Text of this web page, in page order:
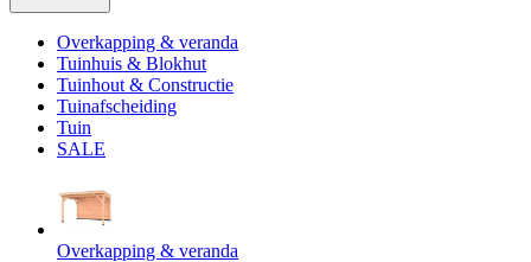
Overkapping & veranda
Tuinhuis & Blokhut
Tuinhout & Constructie
Tuinafscheiding
Tuin
SALE
Overkapping & veranda